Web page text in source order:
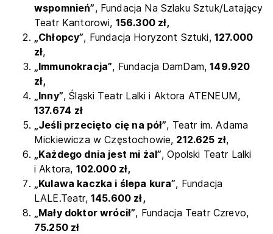
wspomnień”, Fundacja Na Szlaku Sztuk/Latający
Teatr Kantorowi, 156.300 zł,
„Chłopcy”, Fundacja Horyzont Sztuki, 127.000
zł,
„Immunokracja”, Fundacja DamDam,149.920
zł,
„Inny”, Śląski Teatr Lalki i Aktora ATENEUM,
137.674 zł
„Jeśli przecięto cię na pół”, Teatr im. Adama
Mickiewicza w Częstochowie, 212.625 zł,
„Każdego dnia jest mi żal”, Opolski Teatr Lalki
i Aktora, 102.000 zł,
„Kulawa kaczka i ślepa kura”, Fundacja
LALE.Teatr, 145.600 zł,
„Mały doktor wrócił”, Fundacja Teatr Czrevo,
75.250 zł